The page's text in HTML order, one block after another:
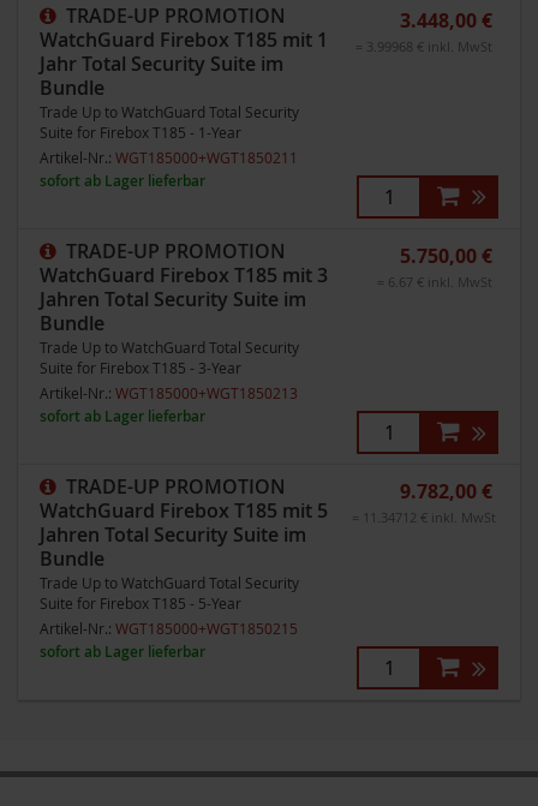
TRADE-UP PROMOTION
WatchGuard Firebox T185 mit 1
Jahr Total Security Suite im
Bundle
Trade Up to WatchGuard Total Security
Suite for Firebox T185 - 1-Year
Artikel-Nr.: WGT185000+WGT1850211
sofort ab Lager lieferbar
3.448,00 €
= 3.99968 € inkl. MwSt
TRADE-UP PROMOTION
WatchGuard Firebox T185 mit 3
Jahren Total Security Suite im
Bundle
Trade Up to WatchGuard Total Security
Suite for Firebox T185 - 3-Year
Artikel-Nr.: WGT185000+WGT1850213
sofort ab Lager lieferbar
5.750,00 €
= 6.67 € inkl. MwSt
TRADE-UP PROMOTION
WatchGuard Firebox T185 mit 5
Jahren Total Security Suite im
Bundle
Trade Up to WatchGuard Total Security
Suite for Firebox T185 - 5-Year
Artikel-Nr.: WGT185000+WGT1850215
sofort ab Lager lieferbar
9.782,00 €
= 11.34712 € inkl. MwSt